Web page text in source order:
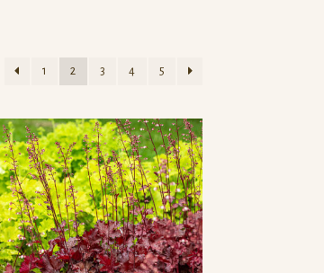
1 2 3 4 5